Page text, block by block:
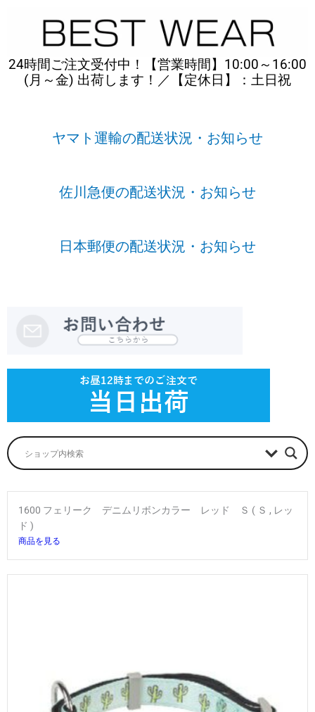
24時間ご注文受付中！【営業時間】10:00～16:00
(月～金) 出荷します！／【定休日】：土日祝
ヤマト運輸の配送状況・お知らせ
佐川急便の配送状況・お知らせ
日本郵便の配送状況・お知らせ
1600 フェリーク デニムリボンカラー レッド Ｓ ( Ｓ , レッ
ド )
商品を見る